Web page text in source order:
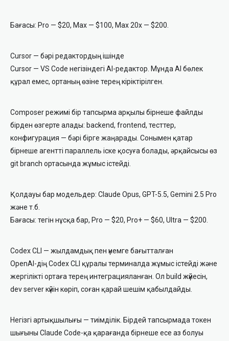
Бағасы: Pro — $20, Max — $100, Max 20x — $200.
Cursor — бәрі редактордың ішінде
Cursor — VS Code негізіндегі AI-редактор. Мұнда AI бөлек
құрал емес, ортаның өзіне терең кіріктірілген.
Composer режимі бір тапсырма арқылы бірнеше файлды
бірден өзгерте алады: backend, frontend, тесттер,
конфигурация — бәрі бірге жаңарады. Сонымен қатар
бірнеше агентті параллель іске қосуға болады, әрқайсысы өз
git branch ортасында жұмыс істейді.
Қолдауы бар модельдер: Claude Opus, GPT-5.5, Gemini 2.5 Pro
және т.б.
Бағасы: тегін нұсқа бар, Pro — $20, Pro+ — $60, Ultra — $200.
Codex CLI — жылдамдық пен үнемге бағытталған
OpenAI-дің Codex CLI құралы терминалда жұмыс істейді және
жергілікті ортаға терең интеграцияланған. Ол build жүйесін,
dev server күйін көріп, соған қарай шешім қабылдайды.
Негізгі артықшылығы — тиімділік. Бірдей тапсырмада токен
шығыны Claude Code-қа қарағанда бірнеше есе аз болуы